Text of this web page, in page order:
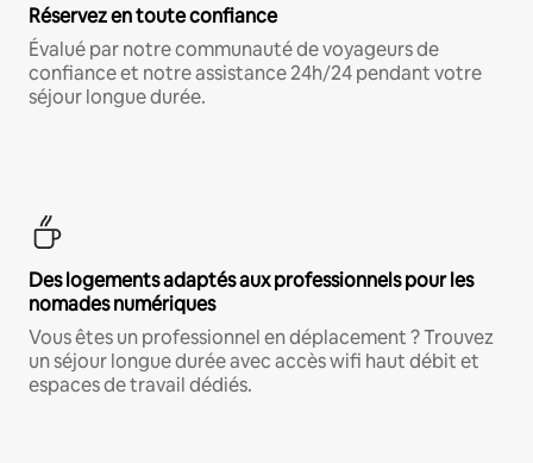
Réservez en toute confiance
Évalué par notre communauté de voyageurs de
confiance et notre assistance 24h/24 pendant votre
séjour longue durée.
Des logements adaptés aux professionnels pour les
nomades numériques
Vous êtes un professionnel en déplacement ? Trouvez
un séjour longue durée avec accès wifi haut débit et
espaces de travail dédiés.